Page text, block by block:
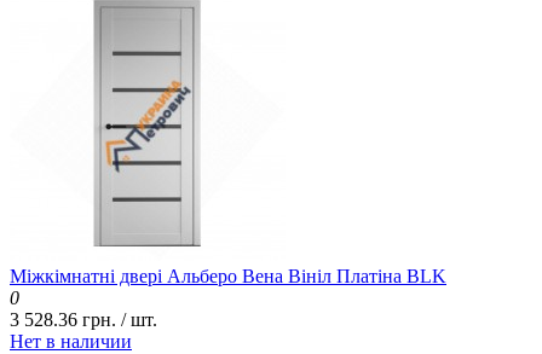
Міжкімнатні двері Альберо Вена Вініл Платіна BLK
0
3 528.36 грн. / шт.
Нет в наличии